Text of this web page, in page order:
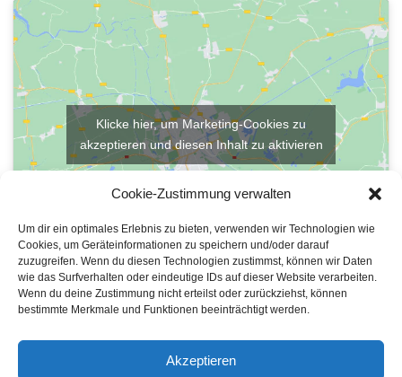
Cookie-Zustimmung verwalten
Um dir ein optimales Erlebnis zu bieten, verwenden wir Technologien wie
Cookies, um Geräteinformationen zu speichern und/oder darauf
zuzugreifen. Wenn du diesen Technologien zustimmst, können wir Daten
wie das Surfverhalten oder eindeutige IDs auf dieser Website verarbeiten.
Wenn du deine Zustimmung nicht erteilst oder zurückziehst, können
bestimmte Merkmale und Funktionen beeinträchtigt werden.
Akzeptieren
Klicke hier, um Marketing-Cookies zu
akzeptieren und diesen Inhalt zu aktivieren
Kaffee in Bernau gemacht.